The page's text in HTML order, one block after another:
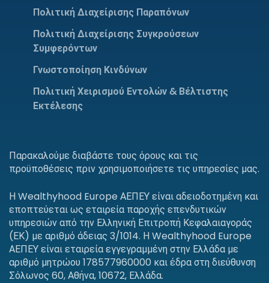
Πολιτική Διαχείρισης Παραπόνων
Πολιτική Διαχείρισης Συγκρούσεων
Συμφερόντων
Γνωστοποίηση Κινδύνων
Πολιτική Χειρισμού Εντολών & Βέλτιστης
Εκτέλεσης
Παρακαλούμε διαβάστε τους όρους και τις
προϋποθέσεις πριν χρησιμοποιήσετε τις υπηρεσίες μας.
Η Wealthyhood Europe ΑΕΠΕΥ είναι αδειοδοτημένη και
εποπτεύεται ως εταιρεία παροχής επενδυτικών
υπηρεσιών από την Ελληνική Επιτροπή Κεφαλαιαγοράς
(ΕΚ) με αριθμό άδειας 3/1014. Η Wealthyhood Europe
ΑΕΠΕΥ είναι εταιρεία εγγεγραμμένη στην Ελλάδα με
αριθμό μητρώου 178577960000 και έδρα στη διεύθυνση
Σόλωνος 60, Αθήνα, 10672, Ελλάδα.